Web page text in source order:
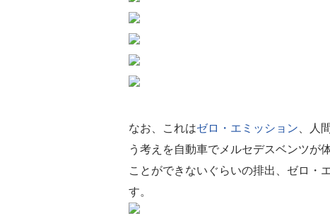
なお、これはゼロ・エミッション 、人
う考えを自動車でメルセデスベンツが
ことができないぐらいの排出、ゼロ・
す。